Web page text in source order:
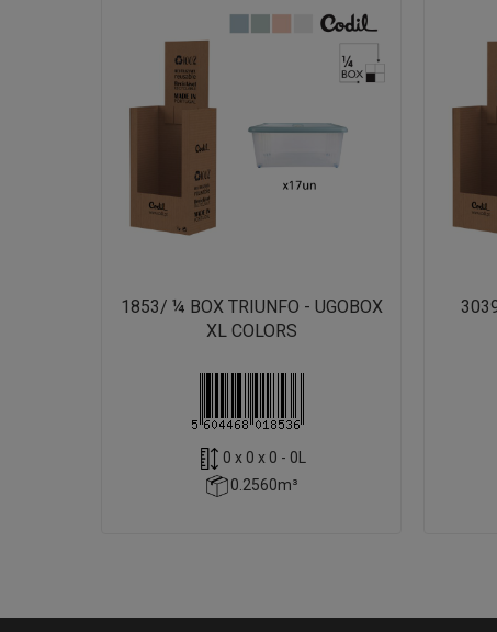
1853/ ¼ BOX TRIUNFO - UGOBOX
XL COLORS
0 x 0 x 0 - 0L
0.2560m³